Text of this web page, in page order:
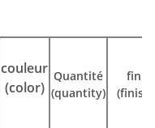
couleur
(color)
Quantité
(quantity)
fini
(finish)